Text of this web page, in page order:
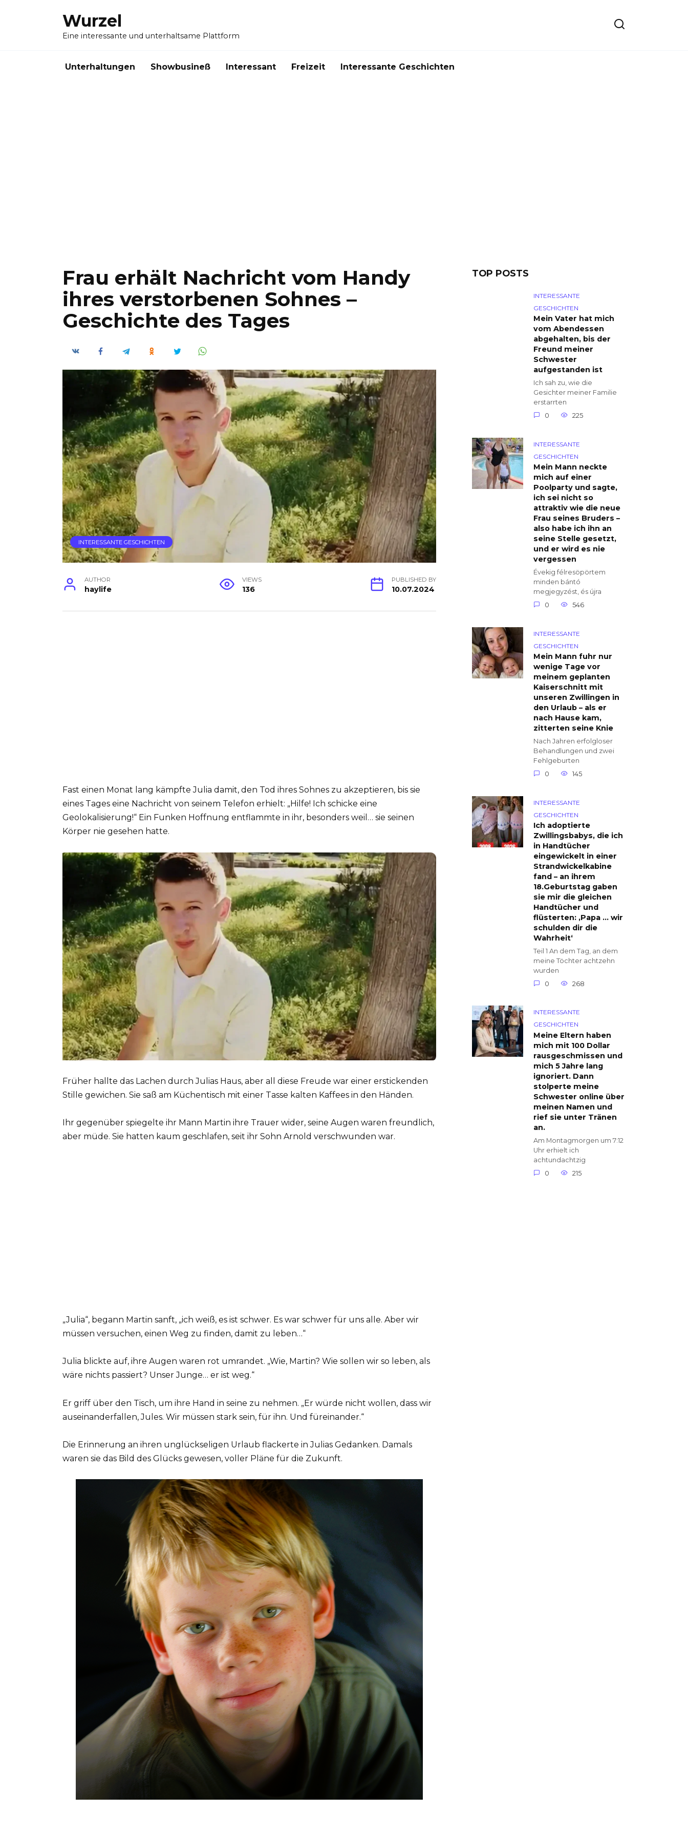
Wurzel
Eine interessante und unterhaltsame Plattform
Unterhaltungen Showbusineß Interessant Freizeit Interessante Geschichten
Frau erhält Nachricht vom Handy
ihres verstorbenen Sohnes –
Geschichte des Tages
INTERESSANTE GESCHICHTEN
AUTHOR
haylife
VIEWS
136
PUBLISHED BY
10.07.2024
Fast einen Monat lang kämpfte Julia damit, den Tod ihres Sohnes zu akzeptieren, bis sie
eines Tages eine Nachricht von seinem Telefon erhielt: „Hilfe! Ich schicke eine
Geolokalisierung!“ Ein Funken Hoffnung entflammte in ihr, besonders weil… sie seinen
Körper nie gesehen hatte.
Früher hallte das Lachen durch Julias Haus, aber all diese Freude war einer erstickenden
Stille gewichen. Sie saß am Küchentisch mit einer Tasse kalten Kaffees in den Händen.
Ihr gegenüber spiegelte ihr Mann Martin ihre Trauer wider, seine Augen waren freundlich,
aber müde. Sie hatten kaum geschlafen, seit ihr Sohn Arnold verschwunden war.
„Julia“, begann Martin sanft, „ich weiß, es ist schwer. Es war schwer für uns alle. Aber wir
müssen versuchen, einen Weg zu finden, damit zu leben…“
Julia blickte auf, ihre Augen waren rot umrandet. „Wie, Martin? Wie sollen wir so leben, als
wäre nichts passiert? Unser Junge… er ist weg.“
Er griff über den Tisch, um ihre Hand in seine zu nehmen. „Er würde nicht wollen, dass wir
auseinanderfallen, Jules. Wir müssen stark sein, für ihn. Und füreinander.“
Die Erinnerung an ihren unglückseligen Urlaub flackerte in Julias Gedanken. Damals
waren sie das Bild des Glücks gewesen, voller Pläne für die Zukunft.
TOP POSTS
INTERESSANTE
GESCHICHTEN
Mein Vater hat mich
vom Abendessen
abgehalten, bis der
Freund meiner
Schwester
aufgestanden ist
Ich sah zu, wie die
Gesichter meiner Familie
erstarrten
0
225
INTERESSANTE
GESCHICHTEN
Mein Mann neckte
mich auf einer
Poolparty und sagte,
ich sei nicht so
attraktiv wie die neue
Frau seines Bruders –
also habe ich ihn an
seine Stelle gesetzt,
und er wird es nie
vergessen
Évekig félresöpörtem
minden bántó
megjegyzést, és újra
0
546
INTERESSANTE
GESCHICHTEN
Mein Mann fuhr nur
wenige Tage vor
meinem geplanten
Kaiserschnitt mit
unseren Zwillingen in
den Urlaub – als er
nach Hause kam,
zitterten seine Knie
Nach Jahren erfolgloser
Behandlungen und zwei
Fehlgeburten
0
145
INTERESSANTE
GESCHICHTEN
Ich adoptierte
Zwillingsbabys, die ich
in Handtücher
eingewickelt in einer
Strandwickelkabine
fand – an ihrem
18.Geburtstag gaben
sie mir die gleichen
Handtücher und
flüsterten: ‚Papa … wir
schulden dir die
Wahrheit‘
Teil 1 An dem Tag, an dem
meine Töchter achtzehn
wurden
0
268
INTERESSANTE
GESCHICHTEN
Meine Eltern haben
mich mit 100 Dollar
rausgeschmissen und
mich 5 Jahre lang
ignoriert. Dann
stolperte meine
Schwester online über
meinen Namen und
rief sie unter Tränen
an.
Am Montagmorgen um 7:12
Uhr erhielt ich
achtundachtzig
0
215